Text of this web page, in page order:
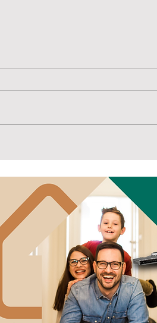
E seu pai... é Raiz?